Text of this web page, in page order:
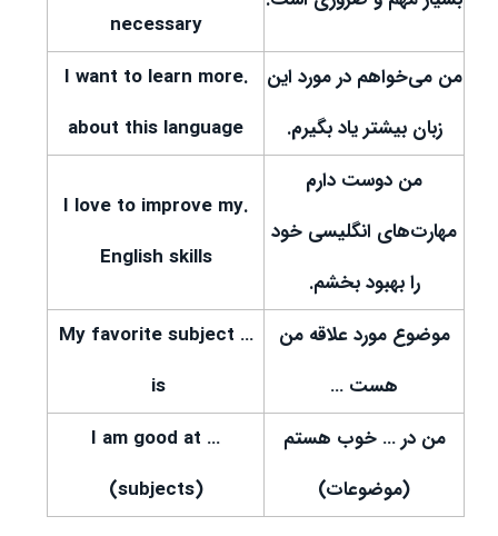
necessary
من می‌خواهم در مورد این
زبان بیشتر یاد بگیرم.
.I want to learn more
about this language
من دوست دارم
مهارت‌های انگلیسی خود
را بهبود بخشم.
.I love to improve my
English skills
موضوع مورد علاقه من
هست …
… My favorite subject
is
من در … خوب هستم
(موضوعات)
I am good at …
(subjects)